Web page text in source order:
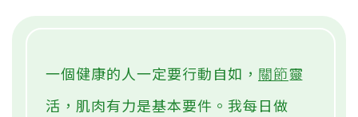
一個健康的人一定要行動自如， 關節靈
活，肌肉有力是基本要件。我每日做